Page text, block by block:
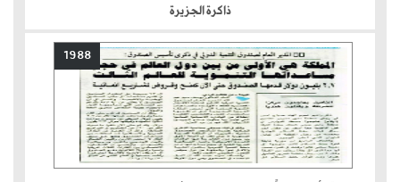
ذاكرة الجزيرة
1988